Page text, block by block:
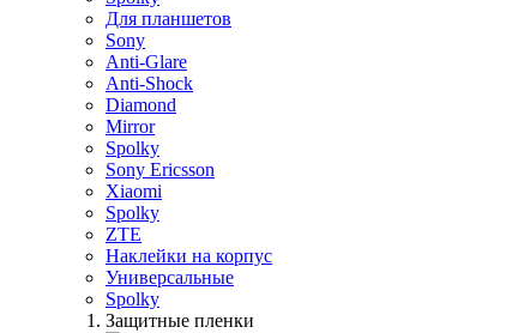
Для планшетов
Sony
Anti-Glare
Anti-Shock
Diamond
Mirror
Spolky
Sony Ericsson
Xiaomi
Spolky
ZTE
Наклейки на корпус
Универсальные
Spolky
Защитные пленки